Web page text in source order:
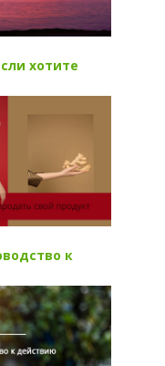
хотите
к